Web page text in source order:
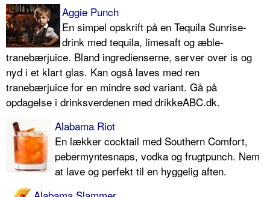
Aggie Punch
En simpel opskrift på en Tequila Sunrise-
drink med tequila, limesaft og æble-
tranebærjuice. Bland ingredienserne, server over is og
nyd i et klart glas. Kan også laves med ren
tranebærjuice for en mindre sød variant. Gå på
opdagelse i drinksverdenen med drikkeABC.dk.
Alabama Riot
En lækker cocktail med Southern Comfort,
pebermyntesnaps, vodka og frugtpunch. Nem
at lave og perfekt til en hyggelig aften.